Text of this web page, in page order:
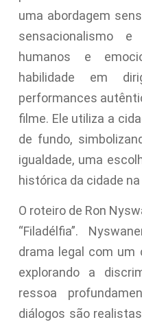
uma abordagem
sensacionalismo
humanos e
habilidade em
performances
filme. Ele utiliza a
de fundo,
igualdade, uma
histórica da cidade
O roteiro de Ron
“Filadélfia”.
drama legal com um
explorando a
ressoa
diálogos são